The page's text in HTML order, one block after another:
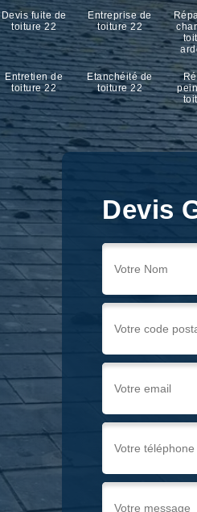
Devis fuite de
toiture 22
Entreprise de
toiture 22
Entretien de
toiture 22
Etanchéité de
toiture 22
Devis